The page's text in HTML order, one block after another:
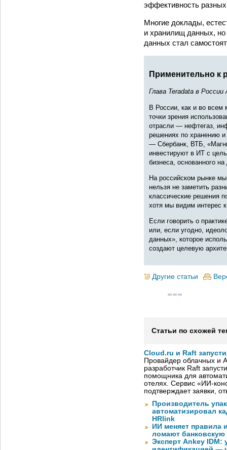
эффективность
Многие доклады,
и хранилищ данных, но
данных стал
Применительно к
Глава Teradata в России
В России, как и во всем
точки зрения
отрасли — нефтегаз,
решениях по хранению
— Сбербанк, ВТБ,
инвестируют в ИТ с
бизнеса, основанного
На российском рынке
нельзя не заметить
классические решения
хотя мы видим интерес
Если говорить о
или, если угодно,
данных», которое
создают целевую
Другие статьи
Статьи по схожей
Cloud.ru и Raft
Провайдер облачных и
разработчик Raft
помощника для
отелях. Сервис «ИИ-
подтверждает заявки,
Производитель
автоматизировал
HRlink
ИИ меняет правила
ломают
Эксперт Ankey IDM: